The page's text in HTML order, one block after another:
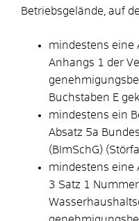
Betriebsgelände, auf
mindestens eine
Anhangs 1 der
Buchstaben E
mindestens ein
Absatz 5a
(BImSchG)
mindestens eine
3 Satz 1